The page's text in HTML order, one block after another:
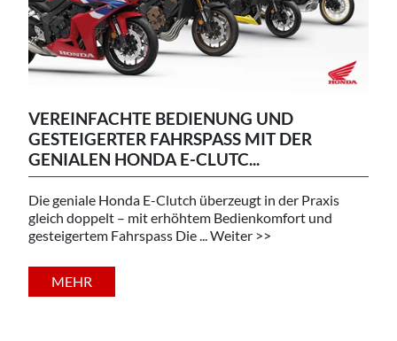
VEREINFACHTE BEDIENUNG UND
GESTEIGERTER FAHRSPASS MIT DER
GENIALEN HONDA E-CLUTC...
Die geniale Honda E-Clutch überzeugt in der Praxis
gleich doppelt – mit erhöhtem Bedienkomfort und
gesteigertem Fahrspass Die ... Weiter >>
MEHR